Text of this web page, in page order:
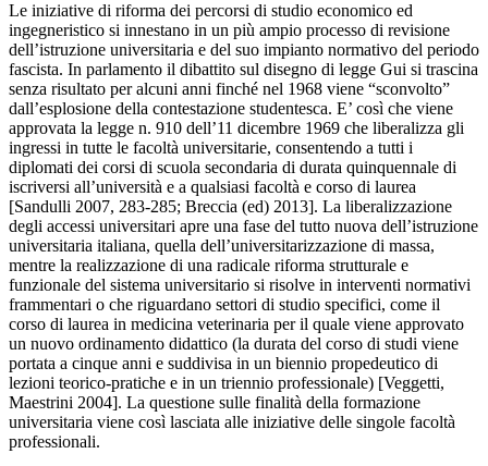
Le iniziative di riforma dei percorsi di studio economico ed
ingegneristico si innestano in un più ampio processo di revisione
dell’istruzione universitaria e del suo impianto normativo del periodo
fascista. In parlamento il dibattito sul disegno di legge Gui si trascina
senza risultato per alcuni anni finché nel 1968 viene “sconvolto”
dall’esplosione della contestazione studentesca. E’ così che viene
approvata la legge n. 910 dell’11 dicembre 1969 che liberalizza gli
ingressi in tutte le facoltà universitarie, consentendo a tutti i
diplomati dei corsi di scuola secondaria di durata quinquennale di
iscriversi all’università e a qualsiasi facoltà e corso di laurea
[Sandulli 2007, 283-285; Breccia (ed) 2013]. La liberalizzazione
degli accessi universitari apre una fase del tutto nuova dell’istruzione
universitaria italiana, quella dell’universitarizzazione di massa,
mentre la realizzazione di una radicale riforma strutturale e
funzionale del sistema universitario si risolve in interventi normativi
frammentari o che riguardano settori di studio specifici, come il
corso di laurea in medicina veterinaria per il quale viene approvato
un nuovo ordinamento didattico (la durata del corso di studi viene
portata a cinque anni e suddivisa in un biennio propedeutico di
lezioni teorico-pratiche e in un triennio professionale) [Veggetti,
Maestrini 2004]. La questione sulle finalità della formazione
universitaria viene così lasciata alle iniziative delle singole facoltà
professionali.